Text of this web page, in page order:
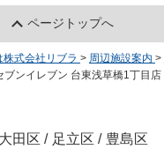
ページトップへ
式会社リブラ > 周辺施設案内 >
ブンイレブン 台東浅草橋1丁目店
大田区 / 足立区 / 豊島区